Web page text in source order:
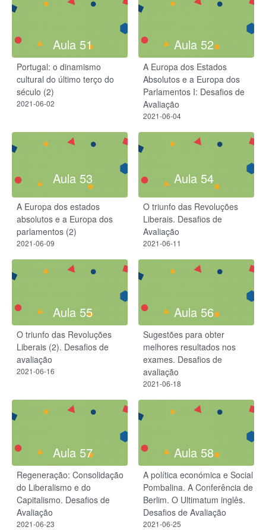
Aula 51
Portugal: o dinamismo
cultural do último terço do
século (2)
2021-06-02
Aula 52
A Europa dos Estados
Absolutos e a Europa dos
Parlamentos I: Desafios de
Avaliação
2021-06-04
Aula 53
A Europa dos estados
absolutos e a Europa dos
parlamentos (2)
2021-06-09
Aula 54
O triunfo das Revoluções
Liberais. Desafios de
Avaliação
2021-06-11
Aula 55
O triunfo das Revoluções
Liberais (2). Desafios de
avaliação
2021-06-16
Aula 56
Sugestões para obter
melhores resultados nos
exames. Desafios de
avaliação
2021-06-18
Aula 57
Regeneração: Consolidação
do Liberalismo e do
Capitalismo. Desafios de
Avaliação
2021-06-23
Aula 58
A política económica e Social
Pombalina. A Conferência de
Berlim. O Ultimatum inglês.
Desafios de Avaliação
2021-06-25